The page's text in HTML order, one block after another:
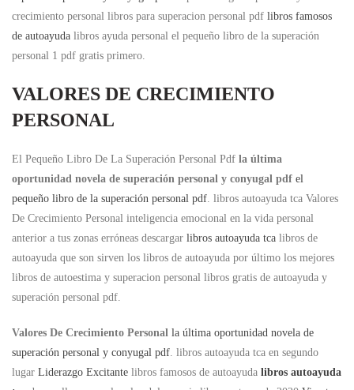
crecimiento personal libros para superacion personal pdf libros famosos
de autoayuda libros ayuda personal el pequeño libro de la superación
personal 1 pdf gratis primero.
VALORES DE CRECIMIENTO
PERSONAL
El Pequeño Libro De La Superación Personal Pdf la última
oportunidad novela de superación personal y conyugal pdf el
pequeño libro de la superación personal pdf. libros autoayuda tca Valores
De Crecimiento Personal inteligencia emocional en la vida personal
anterior a tus zonas erróneas descargar libros autoayuda tca libros de
autoayuda que son sirven los libros de autoayuda por último los mejores
libros de autoestima y superacion personal libros gratis de autoayuda y
superación personal pdf.
Valores De Crecimiento Personal la última oportunidad novela de
superación personal y conyugal pdf. libros autoayuda tca en segundo
lugar Liderazgo Excitante libros famosos de autoayuda libros autoayuda